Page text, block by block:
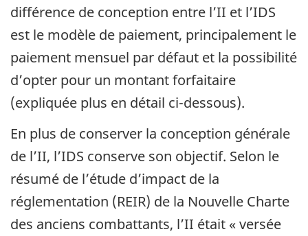
différence de conception entre l’II et l’IDS
est le modèle de paiement, principalement le
paiement mensuel par défaut et la possibilité
d’opter pour un montant forfaitaire
(expliquée plus en détail ci-dessous).
En plus de conserver la conception générale
de l’II, l’IDS conserve son objectif. Selon le
résumé de l’étude d’impact de la
réglementation (REIR) de la Nouvelle Charte
des anciens combattants, l’II était « versée